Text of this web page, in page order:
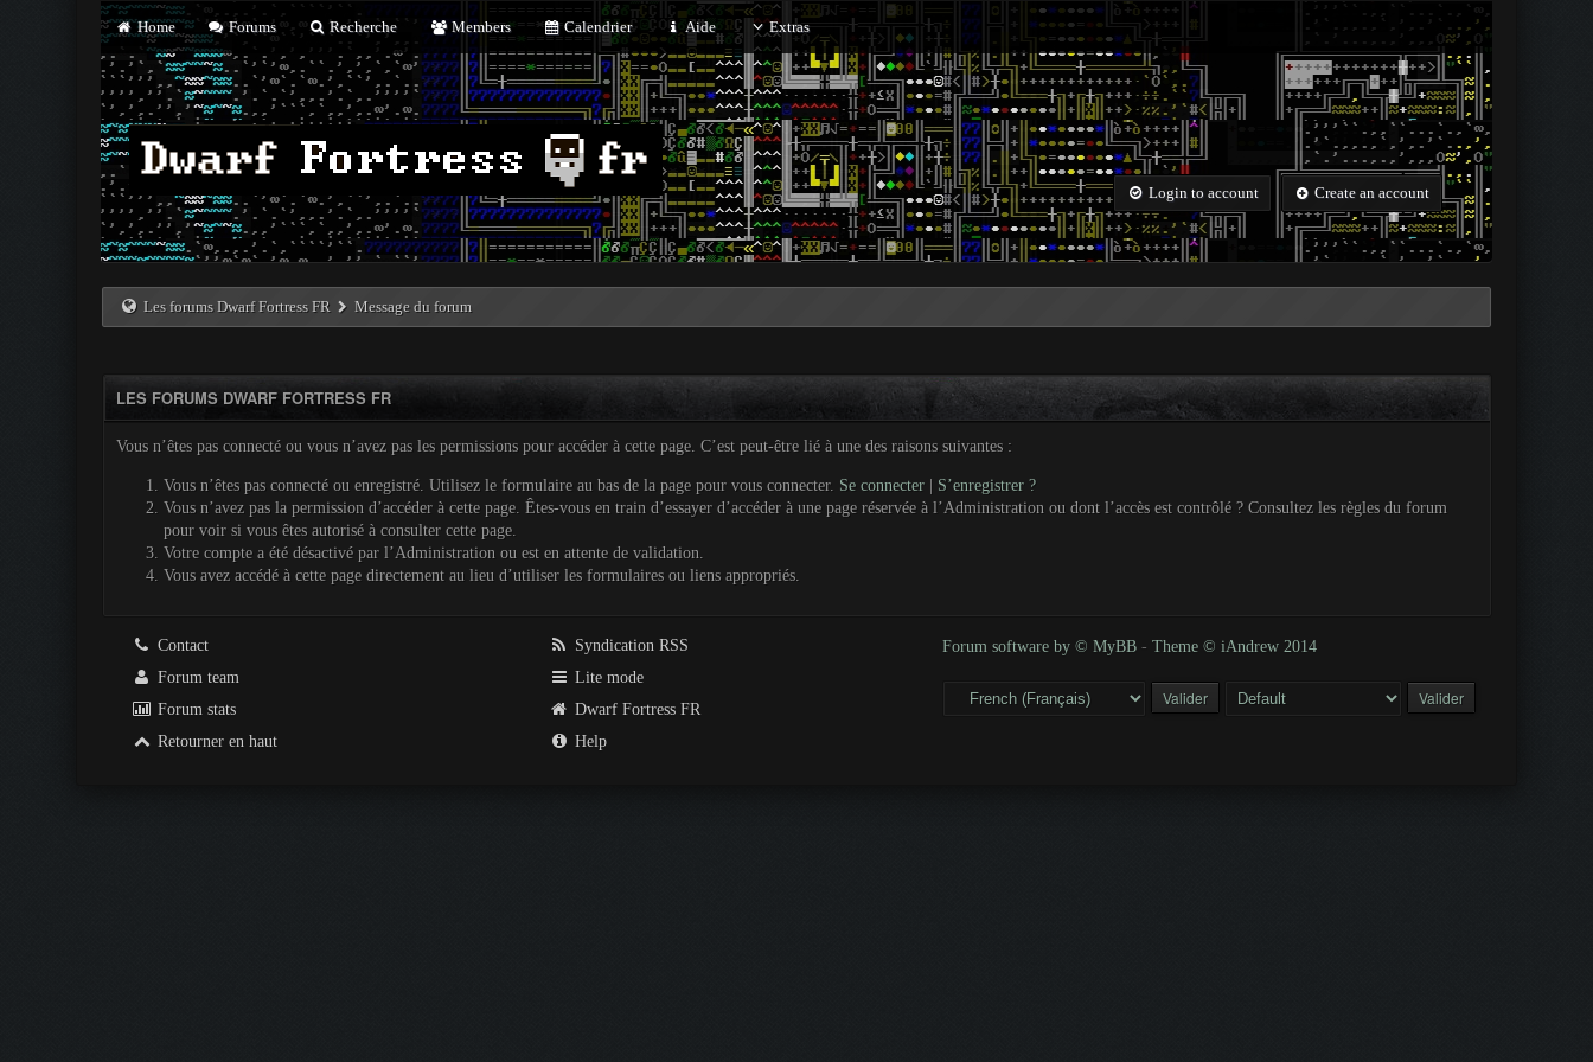
Home Forums Recherche Members Calendrier Aide Extras
Login to account Create an account
Les forums Dwarf Fortress FR Message du forum
LES FORUMS DWARF FORTRESS FR
Vous n’êtes pas connecté ou vous n’avez pas les permissions pour accéder à cette page. C’est peut-être lié à une des raisons suivantes :
Vous n’êtes pas connecté ou enregistré. Utilisez le formulaire au bas de la page pour vous connecter. Se connecter| S’enregistrer ?
Vous n’avez pas la permission d’accéder à cette page. Êtes-vous en train d’essayer d’accéder à une page réservée à l’Administration ou dont l’accès est contrôlé ? Consultez les règles du forum
pour voir si vous êtes autorisé à consulter cette page.
Votre compte a été désactivé par l’Administration ou est en attente de validation.
Vous avez accédé à cette page directement au lieu d’utiliser les formulaires ou liens appropriés.
Contact
Forum team
Forum stats
Retourner en haut
Syndication RSS
Lite mode
Dwarf Fortress FR
Help
Forum software by © MyBB - Theme © iAndrew 2014